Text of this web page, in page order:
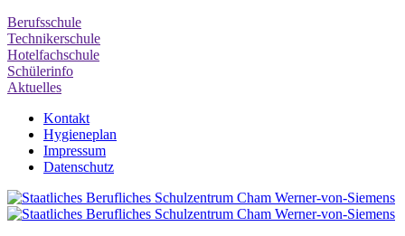
Berufsschule
Technikerschule
Hotelfachschule
Schülerinfo
Aktuelles
Kontakt
Hygieneplan
Impressum
Datenschutz